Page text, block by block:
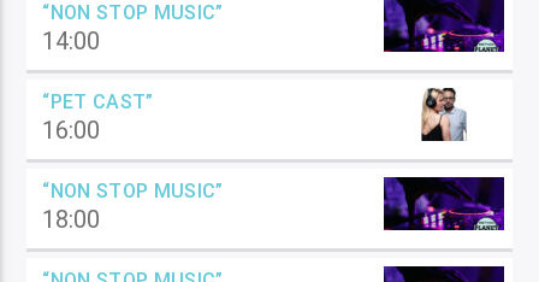
“NON STOP MUSIC”
14:00
“PET CAST”
16:00
“NON STOP MUSIC”
18:00